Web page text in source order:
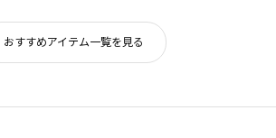
おすすめアイテム一覧を見る